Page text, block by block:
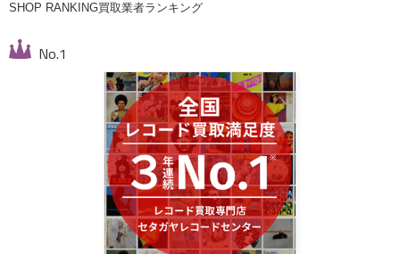
SHOP RANKING買取業者ランキング